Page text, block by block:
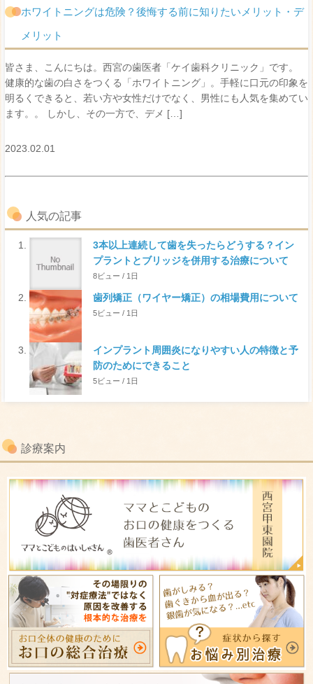
ホワイトニングは危険？後悔する前に知りたいメリット・デ
メリット
皆さま、こんにちは。西宮の歯医者「ケイ歯科クリニック」です。
健康的な歯の白さをつくる「ホワイトニング」。手軽に口元の印象を
明るくできると、若い方や女性だけでなく、男性にも人気を集めてい
ます。。 しかし、その一方で、デメ […]
2023.02.01
人気の記事
3本以上連続して歯を失ったらどうする？イン
プラントとブリッジを併用する治療について
8ビュー / 1日
歯列矯正（ワイヤー矯正）の相場費用について
5ビュー / 1日
インプラント周囲炎になりやすい人の特徴と予
防のためにできること
5ビュー / 1日
診療案内